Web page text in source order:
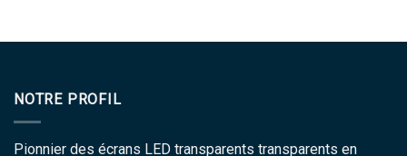
NOTRE PROFIL
Pionnier des écrans LED transparents transparents en